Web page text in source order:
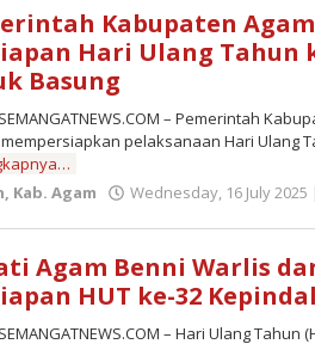
Kabupaten
Hari Ulang Tahun
Basung
– Pemerintah
pelaksanaan Hari Ulang
, Kab. Agam Wednesday, 16 July 2025
Agam Benni Warlis
HUT ke-32
– Hari Ulang